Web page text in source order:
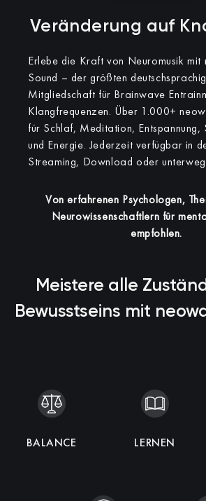
Veränderung auf
Erlebe die Kraft von Neuromusik
Sound – der größten
Mitgliedschaft für Brainwave
Klangfrequenzen. Über 1.000+
für Schlaf, Meditation, Entspannung,
und Energie. Jederzeit verfügbar in
Streaming, Download oder
Von erfahrenen Psychologen,
Neurowissenschaftlern für
empfohlen.
Meistere alle
Bewusstseins mit
SCHLAF
BALANCE
KOHÄRENZ ENTSPANNUNG
IMMUNITÄT
LERNEN